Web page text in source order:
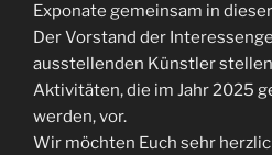
Exponate gemeinsam in
Der Vorstand der
ausstellenden Künstler
Aktivitäten, die im Jahr 2025
werden, vor.
Wir möchten Euch sehr